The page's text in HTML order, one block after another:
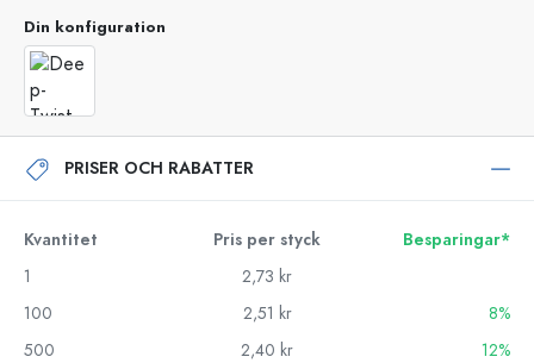
Din konfiguration
PRISER OCH RABATTER
Kvantitet Pris per styck
Besparingar*
1
2,73 kr
100
2,51 kr
8%
500
2,40 kr
12%